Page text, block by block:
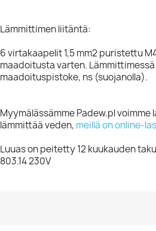
Lämmittimen liitäntä:
6 virtakaapelit 1,5 mm2 puristettu
maadoitusta varten.
maadoituspistoke, ns (suojanolla).
Myymälässämme Padew.pl voimme
lämmittää veden, meillä on online-
Luuas on peitetty 12 kuukauden
803.14 230V